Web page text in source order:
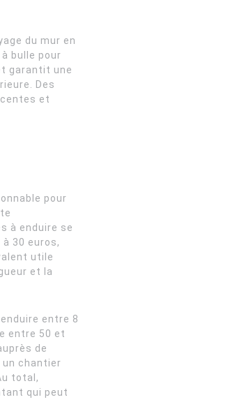
du mur en
bulle pour
garantit une
Des
et
pour
à enduire se
30 euros,
utile
et la
entre 8
entre 50 et
de
un chantier
total,
qui peut